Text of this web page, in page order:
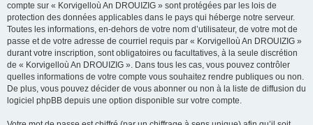
compte sur « Korvigelloù An DROUIZIG » sont protégées par les lois de
protection des données applicables dans le pays qui héberge notre serveur.
Toutes les informations, en-dehors de votre nom d’utilisateur, de votre mot de
passe et de votre adresse de courriel requis par « Korvigelloù An DROUIZIG »
durant votre inscription, sont obligatoires ou facultatives, à la seule discrétion
de « Korvigelloù An DROUIZIG ». Dans tous les cas, vous pouvez contrôler
quelles informations de votre compte vous souhaitez rendre publiques ou non.
De plus, vous pouvez décider de vous abonner ou non à la liste de diffusion du
logiciel phpBB depuis une option disponible sur votre compte.